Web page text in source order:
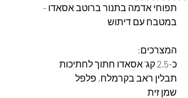
תפוחי אדמה בתנור ברוטב אסאדו -
במטבח עם דיתוש
המצרכים:
כ-2.5 קג' אסאדו חתוך לחתיכות
תבלין ראב בקרמלח, פלפל
שמן זית